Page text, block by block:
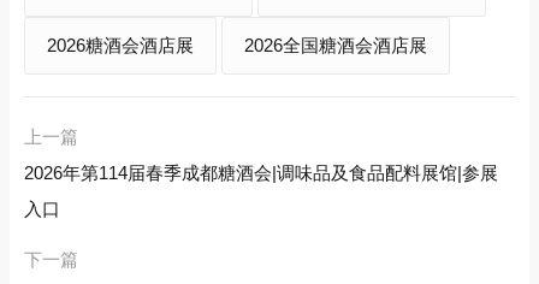
2026糖酒会酒店展 2026全国糖酒会酒店展
上一篇
2026年第114届春季成都糖酒会|调味品及食品配料展馆|参展
入口
下一篇